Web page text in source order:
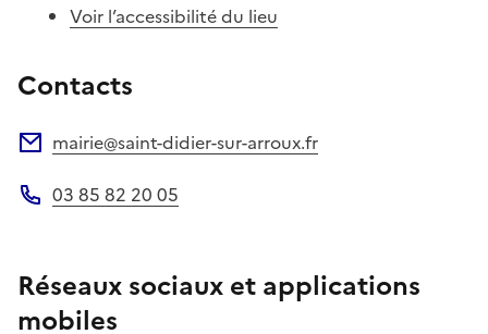
Voir l’accessibilité du lieu
Contacts
mairie@saint-didier-sur-arroux.fr
03 85 82 20 05
Réseaux sociaux et applications
mobiles